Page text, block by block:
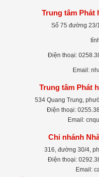
Trung tâm Phát
Số 75 đường 23/
Điện thoại:
Email:
Trung tâm Phát
534 Quang Trung,
Điện thoại:
Email:
Chi nhánh
316, đường 30/4,
Điện thoại:
Email: